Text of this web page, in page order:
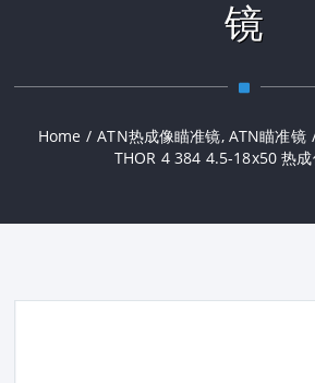
镜
Home / ATN热成像瞄准镜, ATN瞄准镜
THOR 4 384 4.5-18x50 热